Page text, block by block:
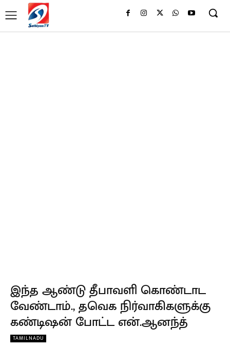
இந்த ஆண்டு தீபாவளி கொண்டாட
வேண்டாம்., தவெக நிர்வாகிகளுக்கு
கண்டிஷன் போட்ட என்.ஆனந்த்
TAMILNADU